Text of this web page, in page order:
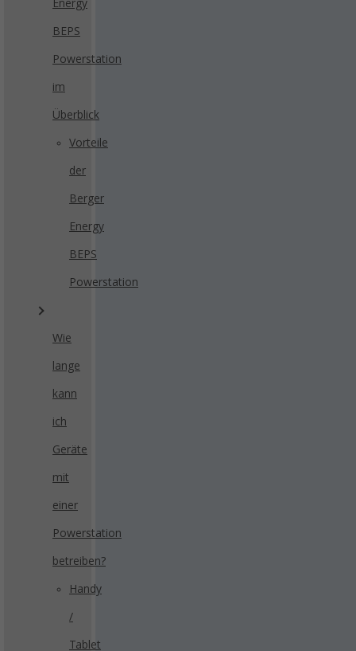
Energy
BEPS
Powerstation
im
Überblick
Vorteile
der
Berger
Energy
BEPS
Powerstation
Wie
lange
kann
ich
Geräte
mit
einer
Powerstation
betreiben?
Handy
/
Tablet